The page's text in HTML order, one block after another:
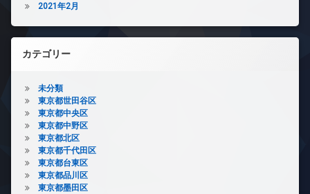
2021年2月
カテゴリー
未分類
東京都世田谷区
東京都中央区
東京都中野区
東京都北区
東京都千代田区
東京都台東区
東京都品川区
東京都墨田区